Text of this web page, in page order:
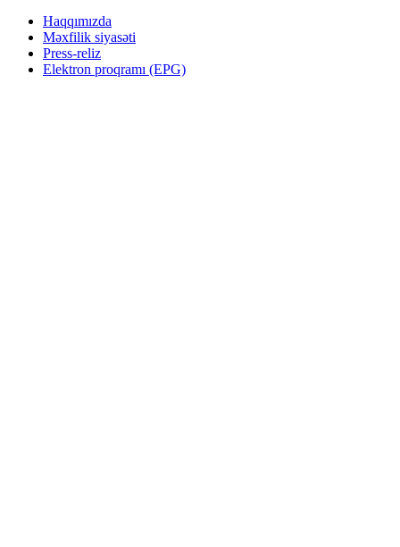
Haqqımızda
Məxfilik siyasəti
Press-reliz
Elektron proqramı (EPG)